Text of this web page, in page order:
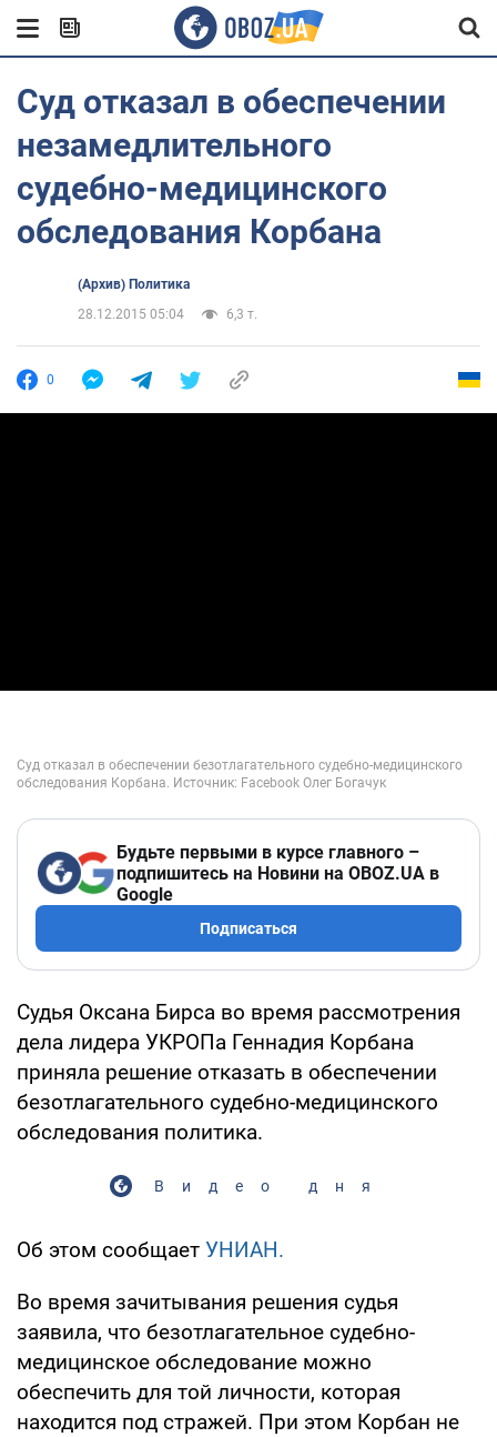
Суд отказал в обеспечении
незамедлительного
судебно-медицинского
обследования Корбана
(Архив) Политика
28.12.2015 05:04
6,3 т.
0
Будьте первыми в курсе главного –
подпишитесь на Новини на OBOZ.UA в
Google
Подписаться
Судья Оксана Бирса во время рассмотрения
дела лидера УКРОПа Геннадия Корбана
приняла решение отказать в обеспечении
безотлагательного судебно-медицинского
обследования политика.
Видео дня
Об этом сообщает УНИАН.
Во время зачитывания решения судья
заявила, что безотлагательное судебно-
медицинское обследование можно
обеспечить для той личности, которая
находится под стражей. При этом Корбан не